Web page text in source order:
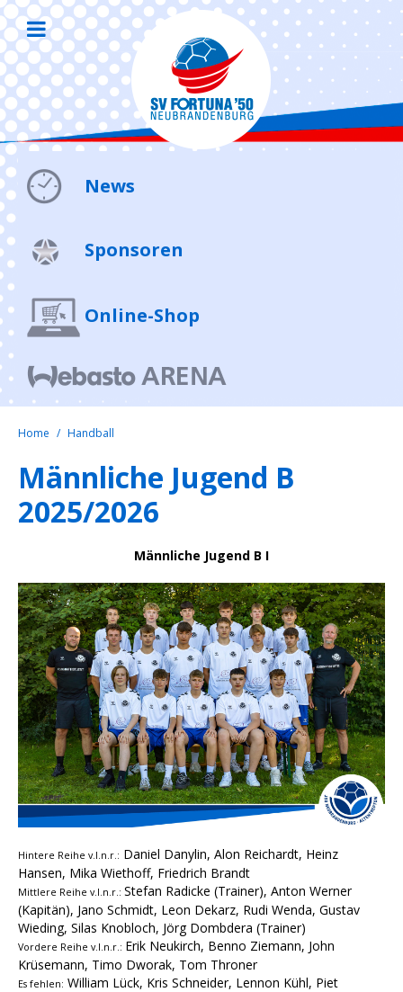
News
Sponsoren
Online-Shop
Home Handball
Männliche Jugend B
2025/2026
Männliche Jugend B I
Hintere Reihe v.l.n.r.: Daniel Danylin, Alon Reichardt, Heinz
Hansen, Mika Wiethoff, Friedrich Brandt
Mittlere Reihe v.l.n.r.: Stefan Radicke (Trainer), Anton Werner
(Kapitän), Jano Schmidt, Leon Dekarz, Rudi Wenda, Gustav
Wieding, Silas Knobloch, Jörg Dombdera (Trainer)
Vordere Reihe v.l.n.r.: Erik Neukirch, Benno Ziemann, John
Krüsemann, Timo Dworak, Tom Throner
Es fehlen: William Lück, Kris Schneider, Lennon Kühl, Piet